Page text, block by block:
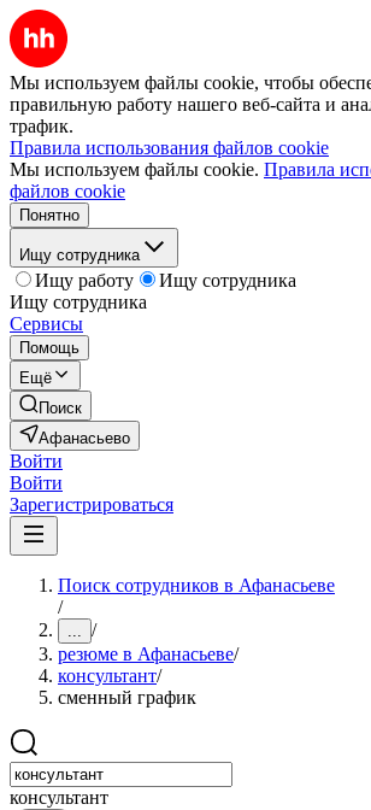
Мы используем файлы cookie, чтобы
правильную работу нашего веб-сайта и
трафик.
Правила использования файлов cookie
Мы используем файлы cookie. Правила
файлов cookie
Понятно
Ищу сотрудника
Ищу работу
Ищу сотрудника
Ищу сотрудника
Сервисы
Помощь
Ещё
Поиск
Афанасьево
Войти
Войти
Зарегистрироваться
Поиск сотрудников в Афанасьеве
/
... /
резюме в Афанасьеве/
консультант/
сменный график
консультант